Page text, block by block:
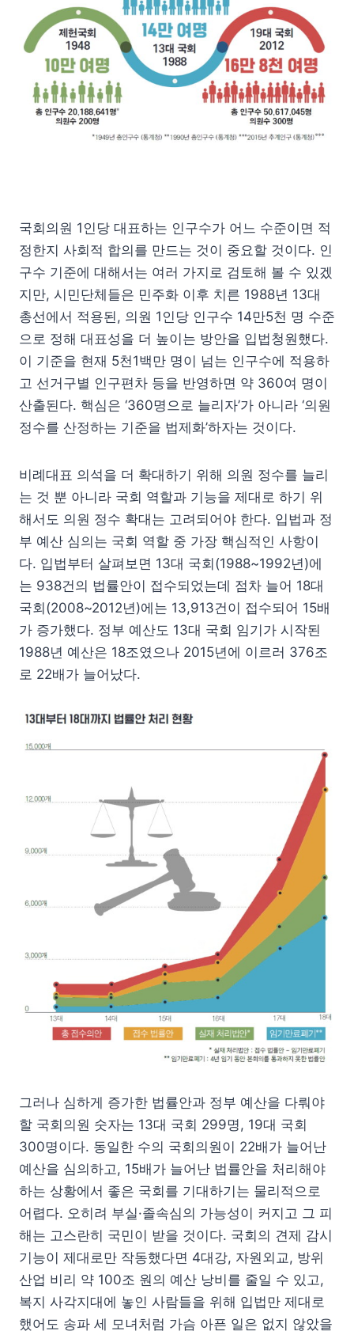
국회의원 1인당 대표하는 인구수가 어느 수준이면 적
정한지 사회적 합의를 만드는 것이 중요할 것이다. 인
구수 기준에 대해서는 여러 가지로 검토해 볼 수 있겠
지만, 시민단체들은 민주화 이후 치른 1988년 13대
총선에서 적용된, 의원 1인당 인구수 14만5천 명 수준
으로 정해 대표성을 더 높이는 방안을 입법청원했다.
이 기준을 현재 5천1백만 명이 넘는 인구수에 적용하
고 선거구별 인구편차 등을 반영하면 약 360여 명이
산출된다. 핵심은 ‘360명으로 늘리자’가 아니라 ‘의원
정수를 산정하는 기준을 법제화’하자는 것이다.
비례대표 의석을 더 확대하기 위해 의원 정수를 늘리
는 것 뿐 아니라 국회 역할과 기능을 제대로 하기 위
해서도 의원 정수 확대는 고려되어야 한다. 입법과 정
부 예산 심의는 국회 역할 중 가장 핵심적인 사항이
다. 입법부터 살펴보면 13대 국회(1988~1992년)에
는 938건의 법률안이 접수되었는데 점차 늘어 18대
국회(2008~2012년)에는 13,913건이 접수되어 15배
가 증가했다. 정부 예산도 13대 국회 임기가 시작된
1988년 예산은 18조였으나 2015년에 이르러 376조
로 22배가 늘어났다.
그러나 심하게 증가한 법률안과 정부 예산을 다뤄야
할 국회의원 숫자는 13대 국회 299명, 19대 국회
300명이다. 동일한 수의 국회의원이 22배가 늘어난
예산을 심의하고, 15배가 늘어난 법률안을 처리해야
하는 상황에서 좋은 국회를 기대하기는 물리적으로
어렵다. 오히려 부실·졸속심의 가능성이 커지고 그 피
해는 고스란히 국민이 받을 것이다. 국회의 견제 감시
기능이 제대로만 작동했다면 4대강, 자원외교, 방위
산업 비리 약 100조 원의 예산 낭비를 줄일 수 있고,
복지 사각지대에 놓인 사람들을 위해 입법만 제대로
했어도 송파 세 모녀처럼 가슴 아픈 일은 없지 않았을